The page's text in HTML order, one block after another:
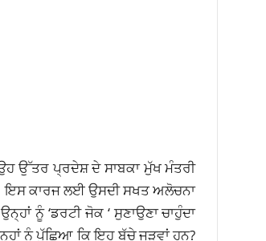
ਉੱਤਰ ਪ੍ਰਦੇਸ਼ ਦੇ ਸਾਬਕਾ ਮੁੱਖ ਮੰਤਰੀ
ਇਸ ਕਾਰਜ ਲਈ ਉਸਦੀ ਸਖਤ ਅਲੋਚਨਾ
ਨੂੰ ‘ਡਰਟੀ ਜੋਕ ‘ ਸੁਣਾਉਣਾ ਚਾਹੁੰਦਾ
ਨੂੰ ਪੁੱਛਿਆ ਕਿ ਇਹ ਬੱਚੇ ਜੁੜਵਾਂ ਹਨ?